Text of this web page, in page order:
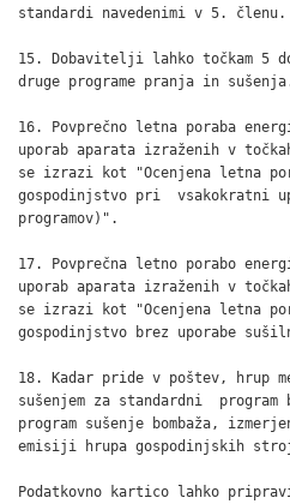
standardi navedenimi v 5. členu.
15. Dobavitelji lahko točkam 5
druge programe pranja in
16. Povprečno letna poraba
uporab aparata izraženih v
se izrazi kot "Ocenjena letna
gospodinjstvo pri  vsakokratni
programov)".
17. Povprečna letno porabo
uporab aparata izraženih v
se izrazi kot "Ocenjena letna
gospodinjstvo brez uporabe
18. Kadar pride v poštev, hrup
sušenjem za standardni
program sušenje bombaža,
emisiji hrupa gospodinjskih
Podatkovno kartico lahko